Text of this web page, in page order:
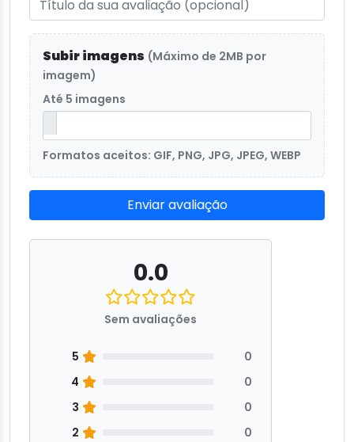
Subir imagens (Máximo de 2MB por
imagem)
Até 5 imagens
Formatos aceitos: GIF, PNG, JPG, JPEG, WEBP
Enviar avaliação
0.0
Sem avaliações
5
0
4
0
3
0
2
0